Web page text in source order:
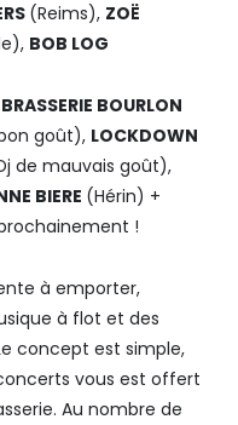
(Reims), ZOË
BOB LOG
BRASSERIE BOURLON
goût), LOCKDOWN
de mauvais goût),
BIERE (Hérin) +
!
à emporter,
à flot et des
concept est simple,
vous est offert
Au nombre de